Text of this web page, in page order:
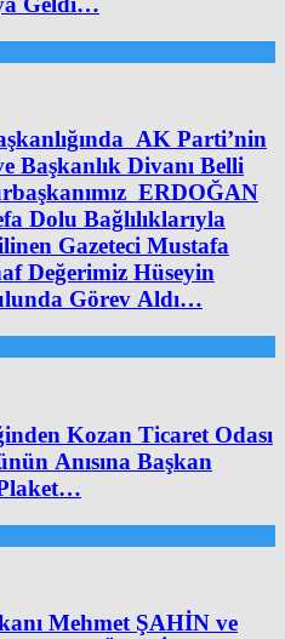
AK Parti’nin
Başkanlık Divanı Belli
ERDOĞAN
Dolu Bağlılıklarıyla
Gazeteci Mustafa
Değerimiz Hüseyin
Görev Aldı…
Kozan Ticaret Odası
Anısına Başkan
Mehmet ŞAHİN ve